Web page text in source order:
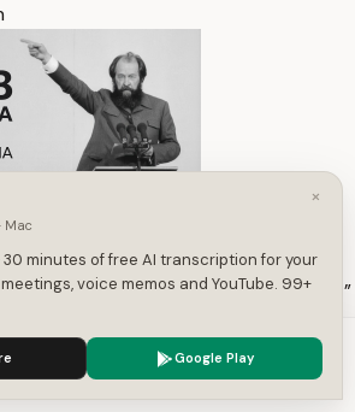
Гарварде | “Против материализма”
your experience.
×
Mac
minutes of free AI transcription for your
voice memos and YouTube. 99+
Google Play